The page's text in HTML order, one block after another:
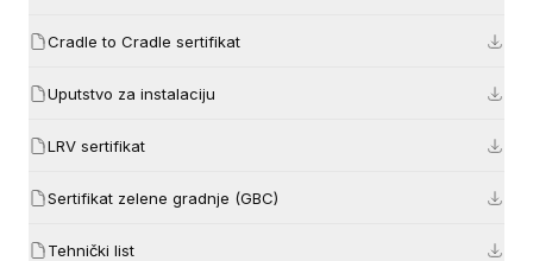
Cradle to Cradle sertifikat
Uputstvo za instalaciju
LRV sertifikat
Sertifikat zelene gradnje (GBC)
Tehnički list